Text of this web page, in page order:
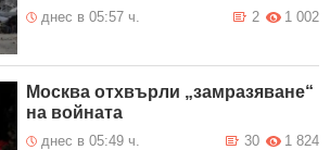
днес в 05:57 ч. 1 002
2
Москва отхвърли „замразяване“
на войната
днес в 05:49 ч. 1 824
30